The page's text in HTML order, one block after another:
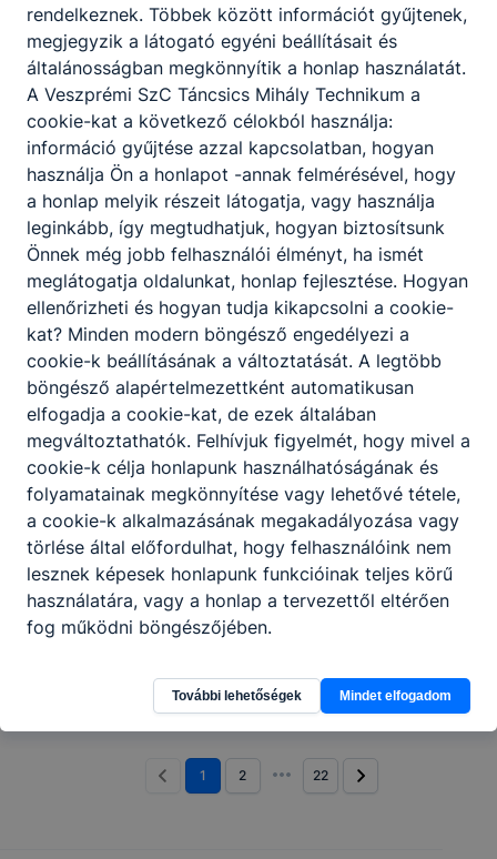
Felvételi információ
A felvételről vagy elutasításról szóló értesítést postai úton
küldjük meg a rendszerben rögzített értesítési címre
2026. május 8-ig.
2026. ápr. 27.
iskolavezetés
Ideiglenes felvételi rangsorok a
2026/2027-es tanévre
Ideiglenes felvételi rangsorok a 2026/2027-es tanévre
2026. márc. 17.
iskolavezetés
MENZAFIZETÉS - Szeptember
Menzafizetési díjak, időpontok 2026 szeptember
hónapban
1 2 22
rendelkeznek. Többek között információt gyűjtenek,
megjegyzik a látogató egyéni beállításait és
általánosságban megkönnyítik a honlap használatát.
A Veszprémi SzC Táncsics Mihály Technikum a
cookie-kat a következő célokból használja:
információ gyűjtése azzal kapcsolatban, hogyan
használja Ön a honlapot -annak felmérésével, hogy
a honlap melyik részeit látogatja, vagy használja
leginkább, így megtudhatjuk, hogyan biztosítsunk
Önnek még jobb felhasználói élményt, ha ismét
meglátogatja oldalunkat, honlap fejlesztése. Hogyan
ellenőrizheti és hogyan tudja kikapcsolni a cookie-
kat? Minden modern böngésző engedélyezi a
cookie-k beállításának a változtatását. A legtöbb
böngésző alapértelmezettként automatikusan
elfogadja a cookie-kat, de ezek általában
megváltoztathatók. Felhívjuk figyelmét, hogy mivel a
cookie-k célja honlapunk használhatóságának és
folyamatainak megkönnyítése vagy lehetővé tétele,
a cookie-k alkalmazásának megakadályozása vagy
törlése által előfordulhat, hogy felhasználóink nem
lesznek képesek honlapunk funkcióinak teljes körű
használatára, vagy a honlap a tervezettől eltérően
fog működni böngészőjében.
További lehetőségek Mindet elfogadom